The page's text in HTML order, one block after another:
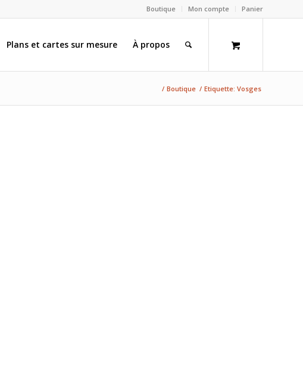
Boutique Mon compte Panier
Plans et cartes sur mesure À propos
/ Boutique / Etiquette: Vosges